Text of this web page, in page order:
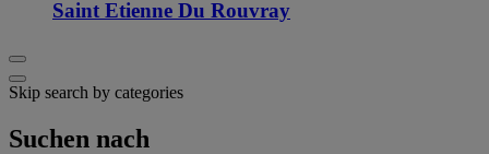
Saint Etienne Du Rouvray
Skip search by categories
Suchen nach